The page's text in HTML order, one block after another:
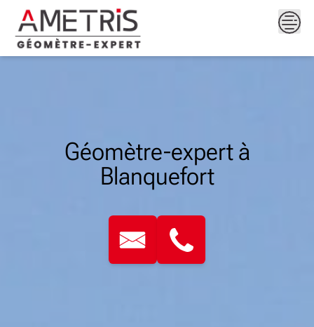
content
Géomètre-expert à
Blanquefort